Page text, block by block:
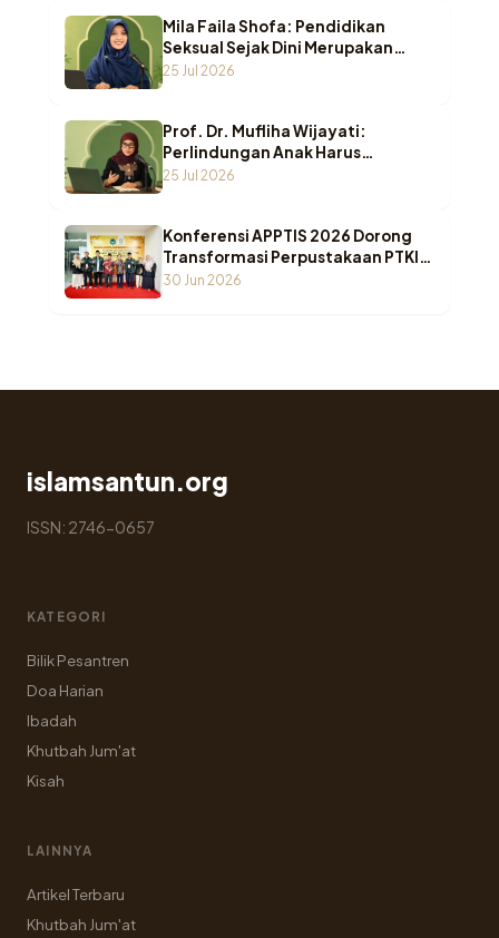
Mila Faila Shofa: Pendidikan
Seksual Sejak Dini Merupakan
Benteng Utama Melindungi Anak
25 Jul 2026
Prof. Dr. Mufliha Wijayati:
Perlindungan Anak Harus
Bergeser dari Sekadar Melindungi
25 Jul 2026
Konferensi APPTIS 2026 Dorong
Transformasi Perpustakaan PTKI
di Era AI
30 Jun 2026
islamsantun.org
ISSN: 2746-0657
KATEGORI
Bilik Pesantren
Doa Harian
Ibadah
Khutbah Jum'at
Kisah
LAINNYA
Artikel Terbaru
Khutbah Jum'at